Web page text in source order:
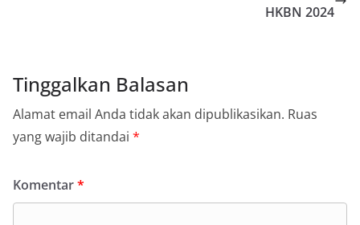
HKBN 2024
Tinggalkan Balasan
Alamat email Anda tidak akan dipublikasikan. Ruas
yang wajib ditandai *
Komentar*